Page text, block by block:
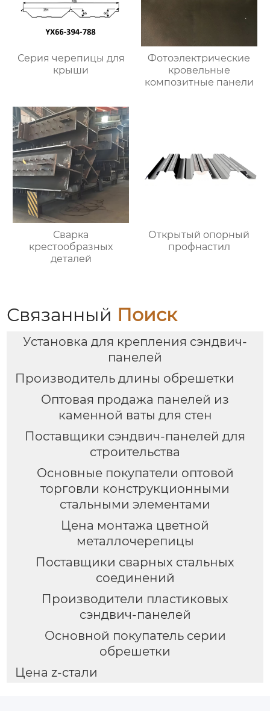
Серия черепицы для
крыши
Фотоэлектрические
кровельные
композитные панели
Сварка
крестообразных
деталей
Открытый опорный
профнастил
Связанный Поиск
Установка для крепления сэндвич-
панелей
Производитель длины обрешетки
Оптовая продажа панелей из
каменной ваты для стен
Поставщики сэндвич-панелей для
строительства
Основные покупатели оптовой
торговли конструкционными
стальными элементами
Цена монтажа цветной
металлочерепицы
Поставщики сварных стальных
соединений
Производители пластиковых
сэндвич-панелей
Основной покупатель серии
обрешетки
Цена z-стали